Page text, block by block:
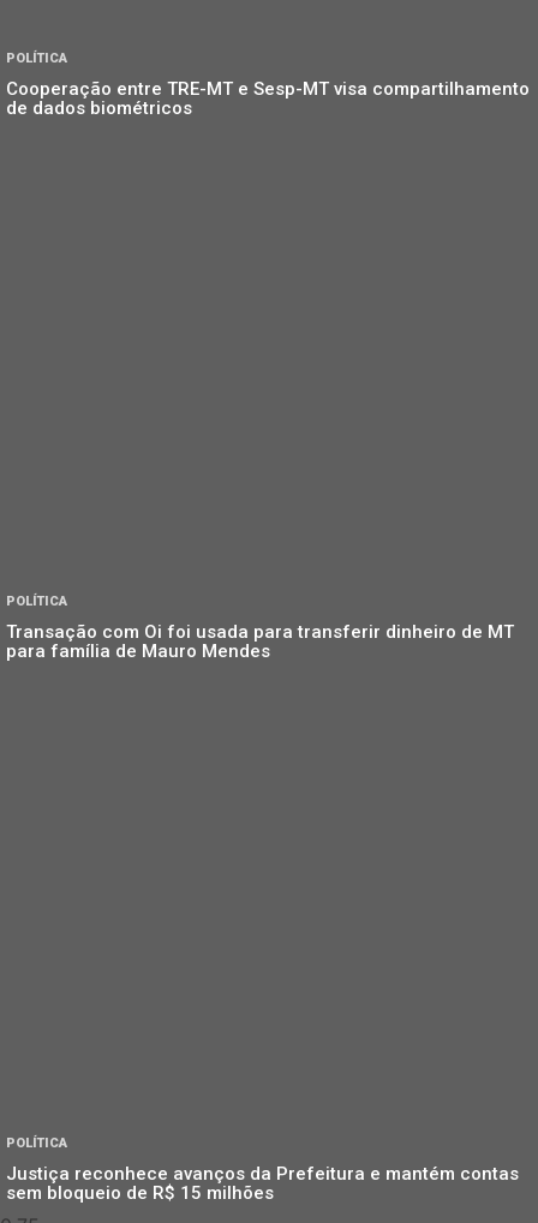
POLÍTICA
Cooperação entre TRE-MT e Sesp-MT visa compartilhamento
de dados biométricos
POLÍTICA
Transação com Oi foi usada para transferir dinheiro de MT
para família de Mauro Mendes
POLÍTICA
Justiça reconhece avanços da Prefeitura e mantém contas
sem bloqueio de R$ 15 milhões